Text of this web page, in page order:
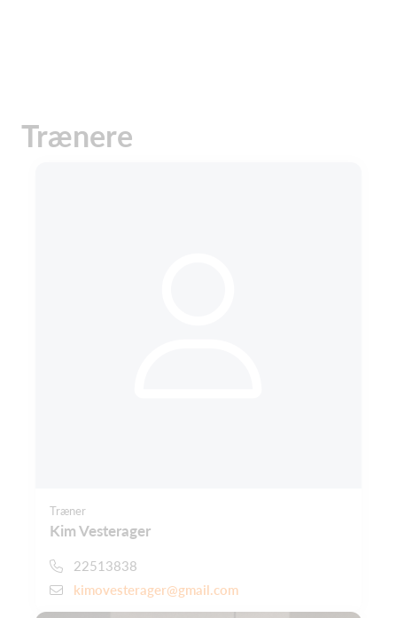
Trænere
Træner
Kim Vesterager
22513838
kimovesterager@gmail.com